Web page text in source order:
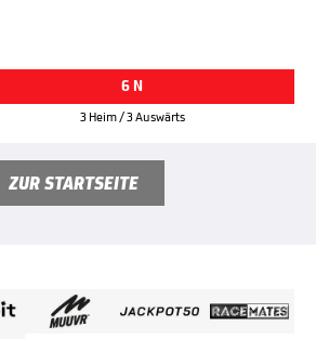
6 N
3 Heim / 3 Auswärts
ZUR STARTSEITE